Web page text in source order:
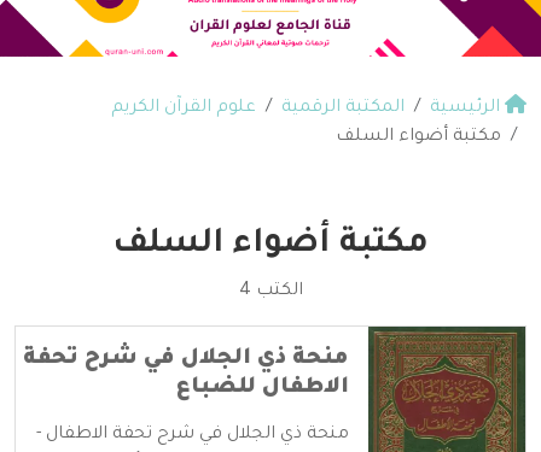
الرئيسية المكتبة الرقمية
علوم القرآن الكريم
مكتبة أضواء السلف
مكتبة أضواء السلف
الكتب 4
منحة ذي الجلال في شرح تحفة
الاطفال للضباع
منحة ذي الجلال في شرح تحفة الاطفال -